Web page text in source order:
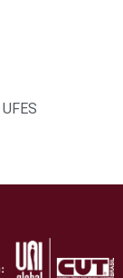
UFES